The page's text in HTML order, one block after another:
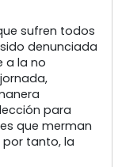
sufren todos
denunciada
a la no
para
que merman
por tanto, la